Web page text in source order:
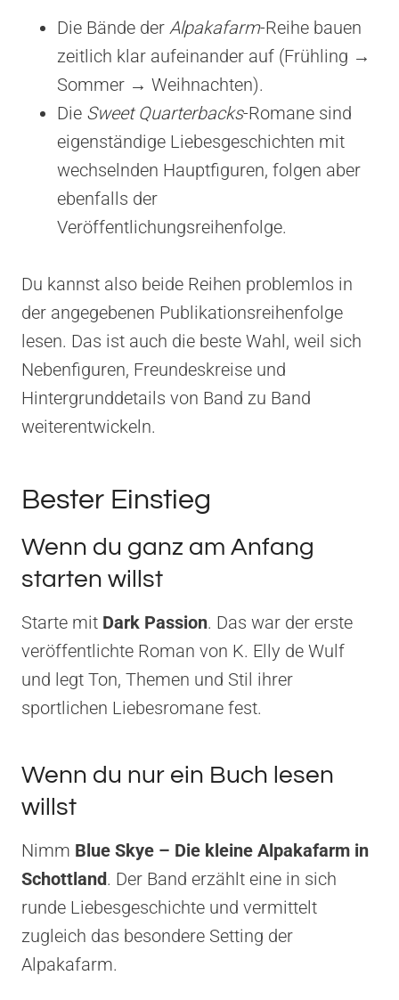
Die Bände der Alpakafarm-Reihe bauen
zeitlich klar aufeinander auf (Frühling →
Sommer → Weihnachten).
Die Sweet Quarterbacks-Romane sind
eigenständige Liebesgeschichten mit
wechselnden Hauptfiguren, folgen aber
ebenfalls der
Veröffentlichungsreihenfolge.
Du kannst also beide Reihen problemlos in
der angegebenen Publikationsreihenfolge
lesen. Das ist auch die beste Wahl, weil sich
Nebenfiguren, Freundeskreise und
Hintergrunddetails von Band zu Band
weiterentwickeln.
Bester Einstieg
Wenn du ganz am Anfang
starten willst
Starte mit Dark Passion. Das war der erste
veröffentlichte Roman von K. Elly de Wulf
und legt Ton, Themen und Stil ihrer
sportlichen Liebesromane fest.
Wenn du nur ein Buch lesen
willst
Nimm Blue Skye – Die kleine Alpakafarm in
Schottland. Der Band erzählt eine in sich
runde Liebesgeschichte und vermittelt
zugleich das besondere Setting der
Alpakafarm.